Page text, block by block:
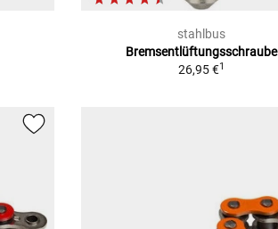
stahlbus
Bremsentlüftungsschraube
26,95 €1